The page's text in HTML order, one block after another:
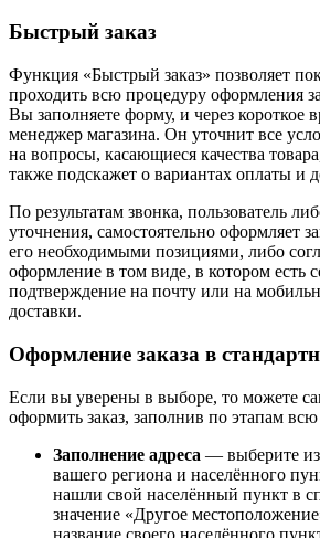
Быстрый заказ
Функция «Быстрый заказ» позволяет
проходить всю процедуру оформления
Вы заполняете форму, и через короткое
менеджер магазина. Он уточнит все
на вопросы, касающиеся качества
также подскажет о вариантах оплаты и
По результатам звонка, пользователь
уточнения, самостоятельно оформляет
его необходимыми позициями, либо
оформление в том виде, в котором есть
подтверждение на почту или на
доставки.
Оформление заказа в
Если вы уверены в выборе, то можете
оформить заказ, заполнив по этапам
Заполнение адреса — выберите из
вашего региона и населённого
нашли свой населённый пункт в
значение «Другое
название своего населённого